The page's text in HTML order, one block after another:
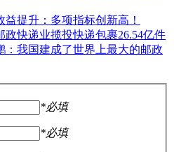
提升：多项指标创新高！
政快递业揽投快递包裹26.54亿件
：我国建成了世界上最大的邮政
*必填
*必填